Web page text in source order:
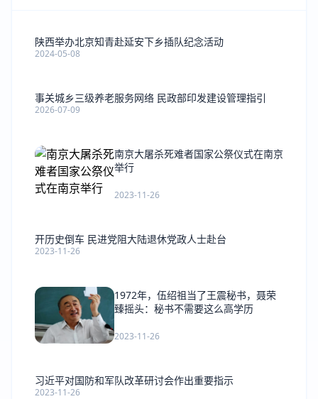
陕西举办北京知青赴延安下乡插队纪念活动
2024-05-08
事关城乡三级养老服务网络 民政部印发建设管理指引
2026-07-09
南京大屠杀死难者国家公祭仪式在南京
举行
2023-11-26
开历史倒车 民进党阻大陆退休党政人士赴台
2023-11-26
1972年，伍绍祖当了王震秘书，聂荣
臻摇头：秘书不需要这么高学历
2023-11-26
习近平对国防和军队改革研讨会作出重要指示
2023-11-26